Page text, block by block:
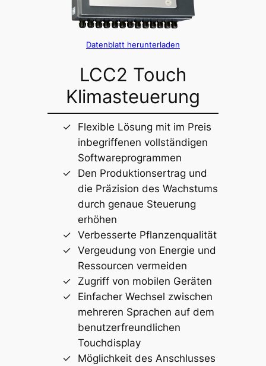
Datenblatt herunterladen
LCC2 Touch
Klimasteuerung
Flexible Lösung mit im Preis
inbegriffenen vollständigen
Softwareprogrammen
Den Produktionsertrag und
die Präzision des Wachstums
durch genaue Steuerung
erhöhen
Verbesserte Pflanzenqualität
Vergeudung von Energie und
Ressourcen vermeiden
Zugriff von mobilen Geräten
Einfacher Wechsel zwischen
mehreren Sprachen auf dem
benutzerfreundlichen
Touchdisplay
Möglichkeit des Anschlusses